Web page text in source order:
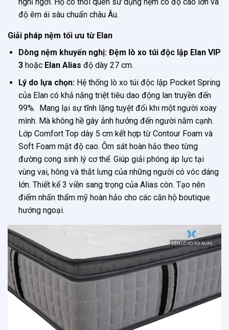
độ êm ái sâu chuẩn châu Âu.
Giải pháp nệm tối ưu từ Elan
Dòng nệm khuyến nghị: Đệm lò xo túi độc lập Elan VIP
3hoặc Elan Alias độ dày 27 cm.
Lý do lựa chọn:Hệ thống lò xo túi độc lập Pocket Spring
của Elan có khả năng triệt tiêu dao động lan truyền đến
99%. Mang lại sự tĩnh lặng tuyệt đối khi một người xoay
mình. Mà không hề gây ảnh hưởng đến người nằm cạnh.
Lớp Comfort Top dày 5 cm kết hợp từ Contour Foam và
Soft Foam mật độ cao. Ôm sát hoàn hảo theo từng
đường cong sinh lý cơ thể. Giúp giải phóng áp lực tại
vùng vai, hông và thắt lưng của những người có vóc dáng
lớn. Thiết kế 3 viền sang trọng của Alias còn. Tạo nên
điểm nhấn thẩm mỹ hoàn hảo cho các căn hộ boutique
hướng ngoại.